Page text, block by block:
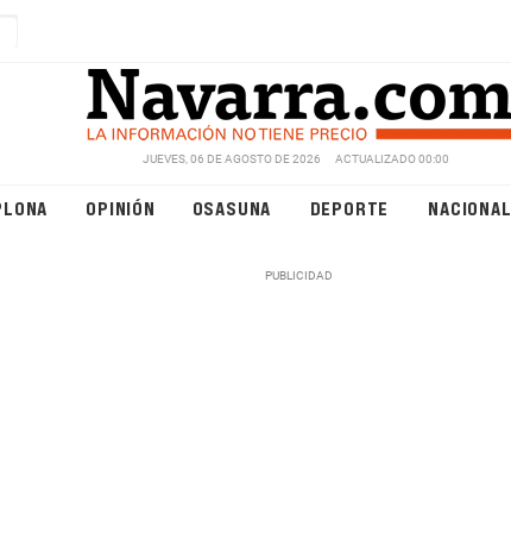
JUEVES, 06 DE AGOSTO DE 2026 ACTUALIZADO 00:00
OPINIÓN OSASUNA DEPORTE NACIONAL